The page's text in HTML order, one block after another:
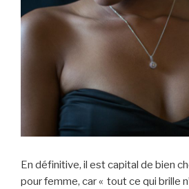
En définitive, il est capital de bien
pour femme, car « tout ce qui brille